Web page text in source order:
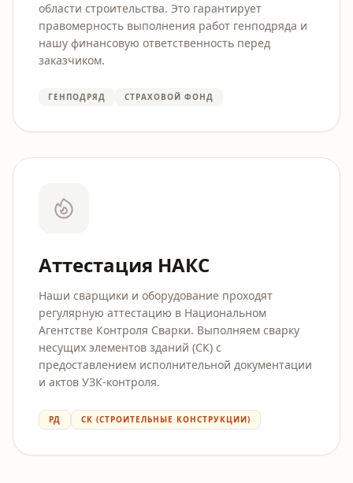
области строительства. Это гарантирует
правомерность выполнения работ генподряда и
нашу финансовую ответственность перед
заказчиком.
ГЕНПОДРЯД СТРАХОВОЙ ФОНД
Аттестация НАКС
Наши сварщики и оборудование проходят
регулярную аттестацию в Национальном
Агентстве Контроля Сварки. Выполняем сварку
несущих элементов зданий (СК) с
предоставлением исполнительной документации
и актов УЗК-контроля.
РД СК (СТРОИТЕЛЬНЫЕ КОНСТРУКЦИИ)